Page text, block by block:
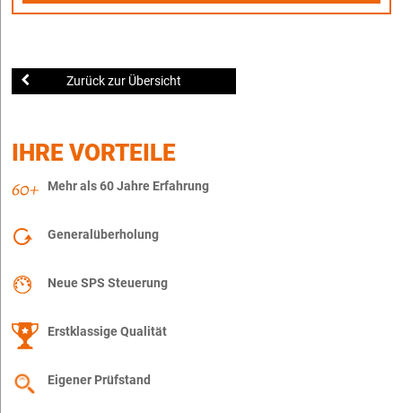
Zurück zur Übersicht
IHRE VORTEILE
Mehr als 60 Jahre Erfahrung
Generalüberholung
Neue SPS Steuerung
Erstklassige Qualität
Eigener Prüfstand